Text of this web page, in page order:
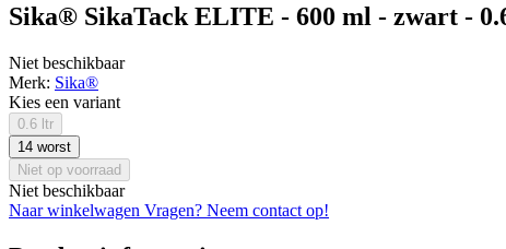
Sika® SikaTack ELITE - 600 ml - zwart -
Niet beschikbaar
Merk: Sika®
Kies een variant
0.6 ltr
14 worst
Niet op voorraad
Niet beschikbaar
Naar winkelwagen Vragen? Neem contact op!